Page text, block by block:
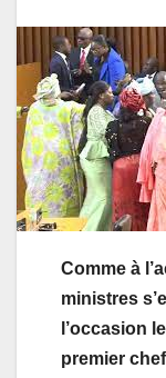
Comme à
ministres
l’occasion
premier